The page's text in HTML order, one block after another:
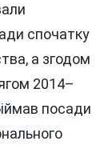
спочатку
а згодом
2014–
посади